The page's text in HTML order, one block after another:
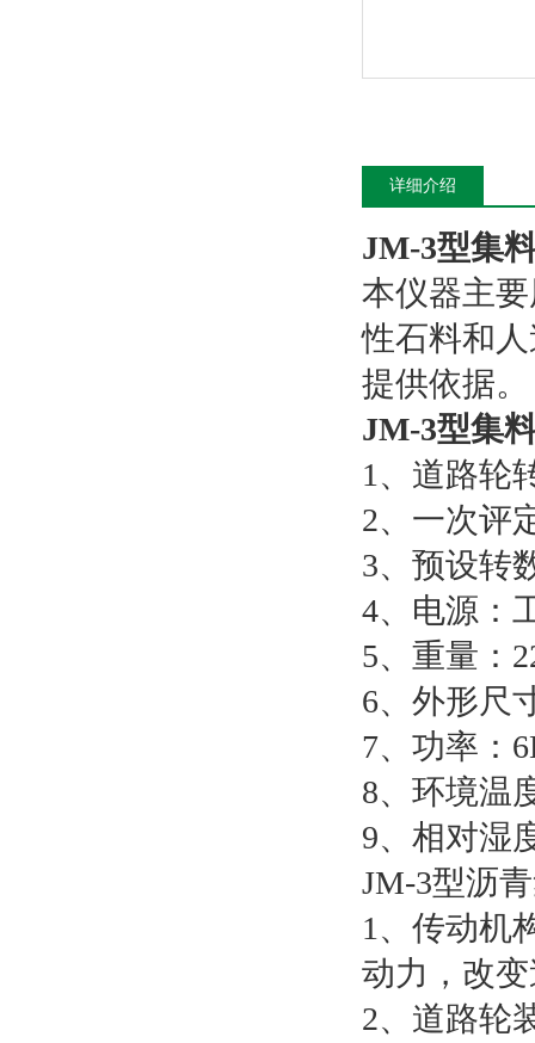
详细介绍
JM-3型集
本仪器主
性石料和
提供依据。
JM-3型集
1、道路轮
2、一次评
3、预设转
4、电源：
5、重量：
6、外形尺
7、功率：
8、环境温
9、相对湿
JM-3型沥
1、传动机
动力，改
2、道路轮